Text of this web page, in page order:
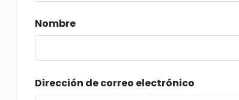
Nombre
Dirección de correo electrónico